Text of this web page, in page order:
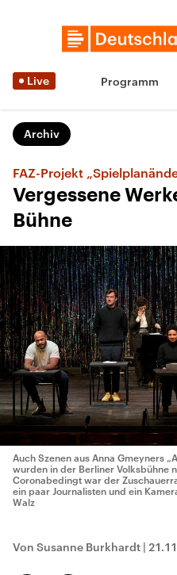
Live Programm
Archiv
FAZ-Projekt
Vergessene
Bühne
Auch Szenen aus Anna Gmeyners
wurden in der Berliner Volksbühne
Coronabedingt war der
ein paar Journalisten und ein
Walz
Von Susanne Burkhardt |